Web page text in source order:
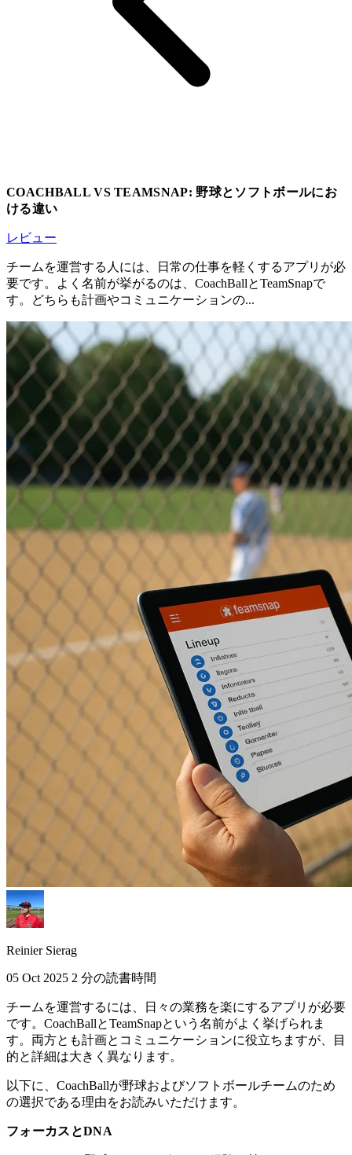
COACHBALL VS TEAMSNAP: 野球とソフトボールにお
ける違い
レビュー
チームを運営する人には、日常の仕事を軽くするアプリが必
要です。よく名前が挙がるのは、CoachBallとTeamSnapで
す。どちらも計画やコミュニケーションの...
Reinier Sierag
05 Oct 2025 2 分の読書時間
チームを運営するには、日々の業務を楽にするアプリが必要
です。CoachBallとTeamSnapという名前がよく挙げられま
す。両方とも計画とコミュニケーションに役立ちますが、目
的と詳細は大きく異なります。
以下に、CoachBallが野球およびソフトボールチームのため
の選択である理由をお読みいただけます。
フォーカスとDNA